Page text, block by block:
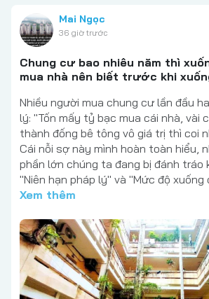
Mai Ngọc
36 giờ trước
Chung cư bao nhiêu năm thì
mua nhà nên biết trước khi
Nhiều người mua chung cư lần đầu
lý: "Tốn mấy tỷ bạc mua cái nhà, vài
thành đống bê tông vô giá trị thì coi
Cái nỗi sợ này mình hoàn toàn hiểu,
phần lớn chúng ta đang bị đánh tráo
"Niên hạn pháp lý" và "Mức độ
Xem thêm